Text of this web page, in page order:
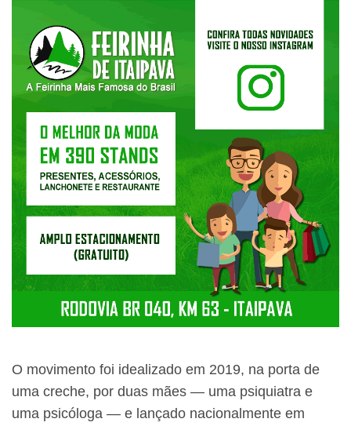
O movimento foi idealizado em 2019, na porta de
uma creche, por duas mães — uma psiquiatra e
uma psicóloga — e lançado nacionalmente em